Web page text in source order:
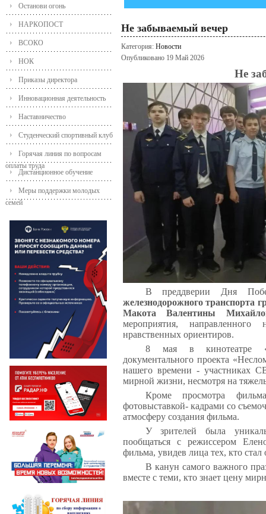
Останови огонь
НАРКОПОСТ
ВСОКО
НОК
Приказы директора
Инновационная деятельность
Наставничество
Студенческий спортивный клуб
Горячая линия по вопросам
оплаты труда
Дистанционное обучение
Меры поддержки молодых
семей
Не забываемый вечер
Категория: Новости
Опубликовано 19 Май 2026
Не
В преддверии Дня
железнодорожного транспорта
Макота Валентины
мероприятия,
нравственных ориентиров.
8 мая в кинотеатре
документального проекта
нашего времени - участниках
мирной жизни, несмотря на
Кроме просмотра
фотовыставкой- кадрами со
атмосферу создания фильма.
У зрителей была
пообщаться с режиссером
фильма, увидев лица тех, кто
В канун самого важного
вместе с теми, кто знает цену